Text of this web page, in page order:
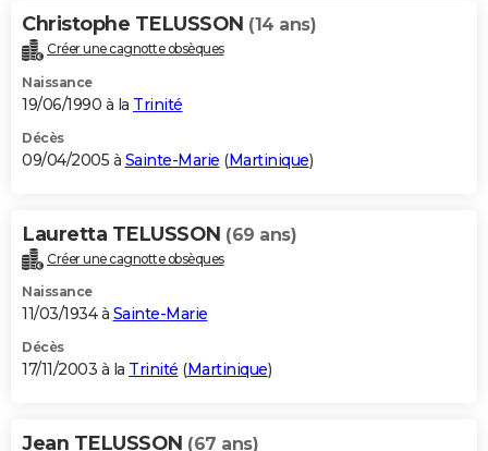
Christophe TELUSSON (14 ans)
Créer une cagnotte obsèques
Naissance
19/06/1990 à la Trinité
Décès
09/04/2005 à Sainte-Marie (Martinique)
Lauretta TELUSSON (69 ans)
Créer une cagnotte obsèques
Naissance
11/03/1934 à Sainte-Marie
Décès
17/11/2003 à la Trinité (Martinique)
Jean TELUSSON (67 ans)